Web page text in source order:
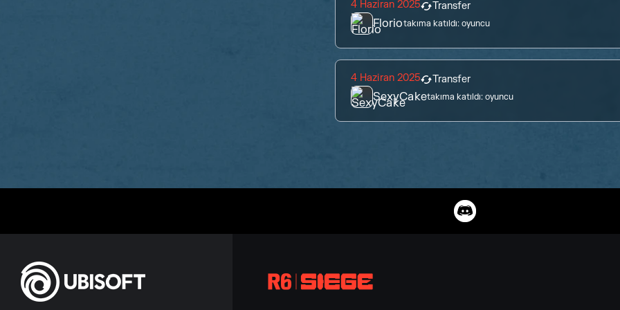
4 Haziran 2025 Transfer
Floriotakıma katıldı:oyuncu
4 Haziran 2025 Transfer
SexyCaketakıma katıldı:oyuncu